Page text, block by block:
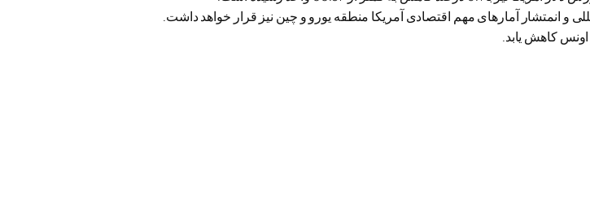
و انمتشار آمارهای مهم اقتصادی آمریکا منطقه یورو و چین نیز قرار خواهد داشت.